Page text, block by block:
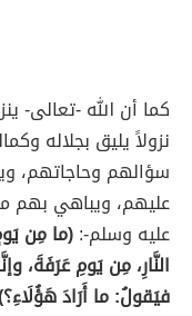
كما أن الله -تعالى-
نزولاً يليق بجلاله
سؤالهم وحاجاتهم،
عليهم، ويباهي بهم
عليه وسلم-:(ما مِن
النَّارِ، مِن يَومِ عَرَفَةَ،
فيَقولُ: ما أَرَادَ